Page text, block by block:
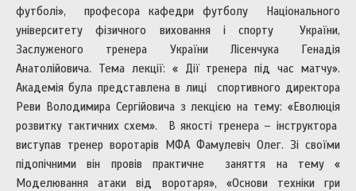
футболі», професора кафедри футболу Національного
університету фізичного виховання і спорту України,
Заслуженого тренера України Лісенчука Генадія
Анатолійовича. Тема лекції: « Дії тренера під час матчу».
Академія була представлена в лиці спортивного директора
Реви Володимира Сергійовича з лекцією на тему: «Еволюція
розвитку тактичних схем». В якості тренера – інструктора
виступав тренер воротарів МФА Фамулевіч Олег. Зі своїми
підопічними він провів практичне заняття на тему «
Моделювання атаки від воротаря», «Основи техніки гри